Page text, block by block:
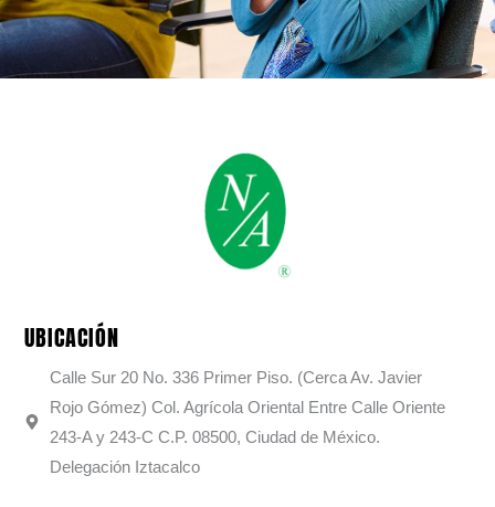
UBICACIÓN
Calle Sur 20 No. 336 Primer Piso. (Cerca Av. Javier
Rojo Gómez) Col. Agrícola Oriental Entre Calle Oriente
243-A y 243-C C.P. 08500, Ciudad de México.
Delegación Iztacalco